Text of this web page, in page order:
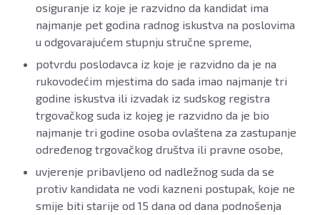
osiguranje iz koje je razvidno da kandidat ima
najmanje pet godina radnog iskustva na poslovima
u odgovarajućem stupnju stručne spreme,
potvrdu poslodavca iz koje je razvidno da je na
rukovodećim mjestima do sada imao najmanje tri
godine iskustva ili izvadak iz sudskog registra
trgovačkog suda iz kojeg je razvidno da je bio
najmanje tri godine osoba ovlaštena za zastupanje
određenog trgovačkog društva ili pravne osobe,
uvjerenje pribavljeno od nadležnog suda da se
protiv kandidata ne vodi kazneni postupak, koje ne
smije biti starije od 15 dana od dana podnošenja